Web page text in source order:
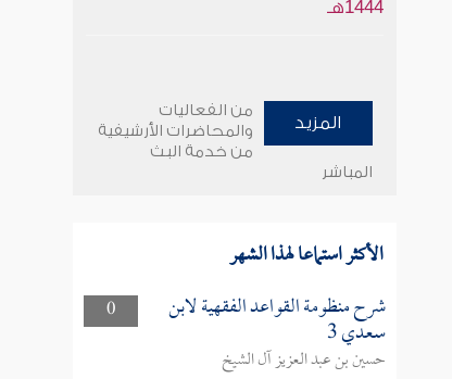
1444هـ
المزيد
من الفعاليات
والمحاضرات الأرشيفية
من خدمة البث
المباشر
الأكثر استماعا لهذا الشهر
0 شرح منظومة القواعد الفقهية لابن
سعدي 3
حسين بن عبد العزيز آل الشيخ